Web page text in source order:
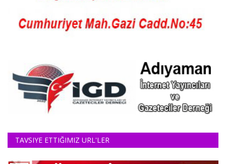
TAVSIYE ETTIĞIMIZ URL'LER